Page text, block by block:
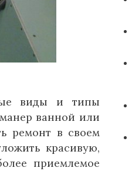
виды и типы
ванной или
ремонт в своем
красивую,
приемлемое